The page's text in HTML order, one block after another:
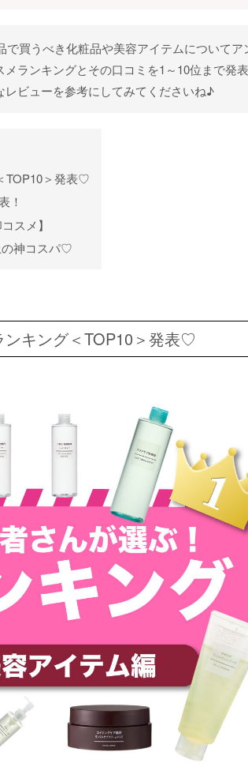
買うべき化粧品や美容アイテムについてア
ランキングとその口コミを1～10位まで発表
ビューを参考にしてみてくださいね♪
TOP10＞発表♡
！
スメ】
の神コスパ♡
ンキング＜TOP10＞発表♡